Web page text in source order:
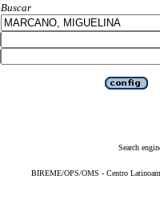
Buscar
Search
BIREME/OPS/OMS - Centro